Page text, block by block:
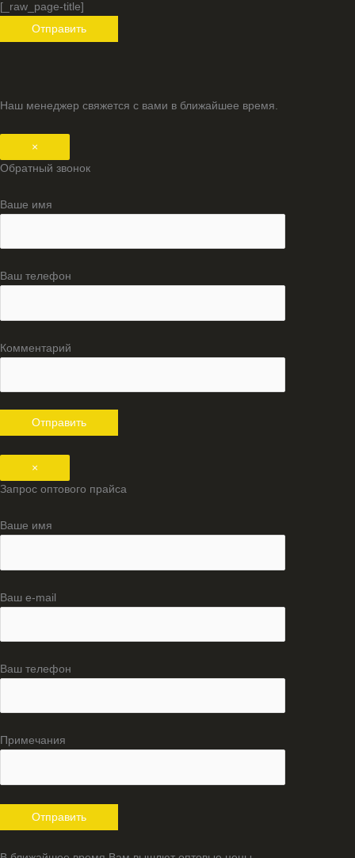
[_raw_page-title]
Наш менеджер свяжется с вами в ближайшее время.
×
Обратный звонок
Ваше имя
Ваш телефон
Комментарий
×
Запрос оптового прайса
Ваше имя
Ваш e-mail
Ваш телефон
Примечания